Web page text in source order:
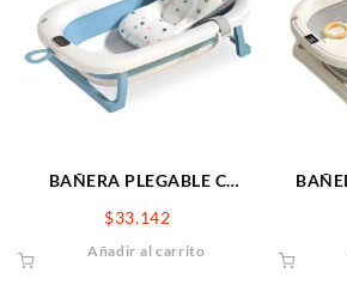
BAÑERA PLEGABLE C
$33.142
Añadir al carrito